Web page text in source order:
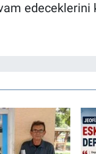
edeceklerini